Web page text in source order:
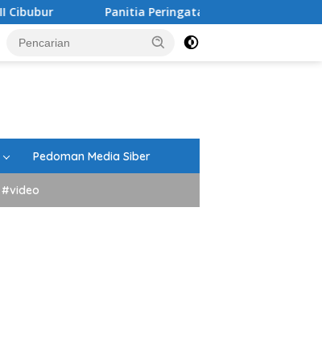
Panitia Peringatan HUT RI Kecamatan Lima Kaum
Pedoman Media Siber
#video